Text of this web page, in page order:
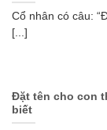
Cổ nhân có câu:
[...]
Đặt tên cho con
biết